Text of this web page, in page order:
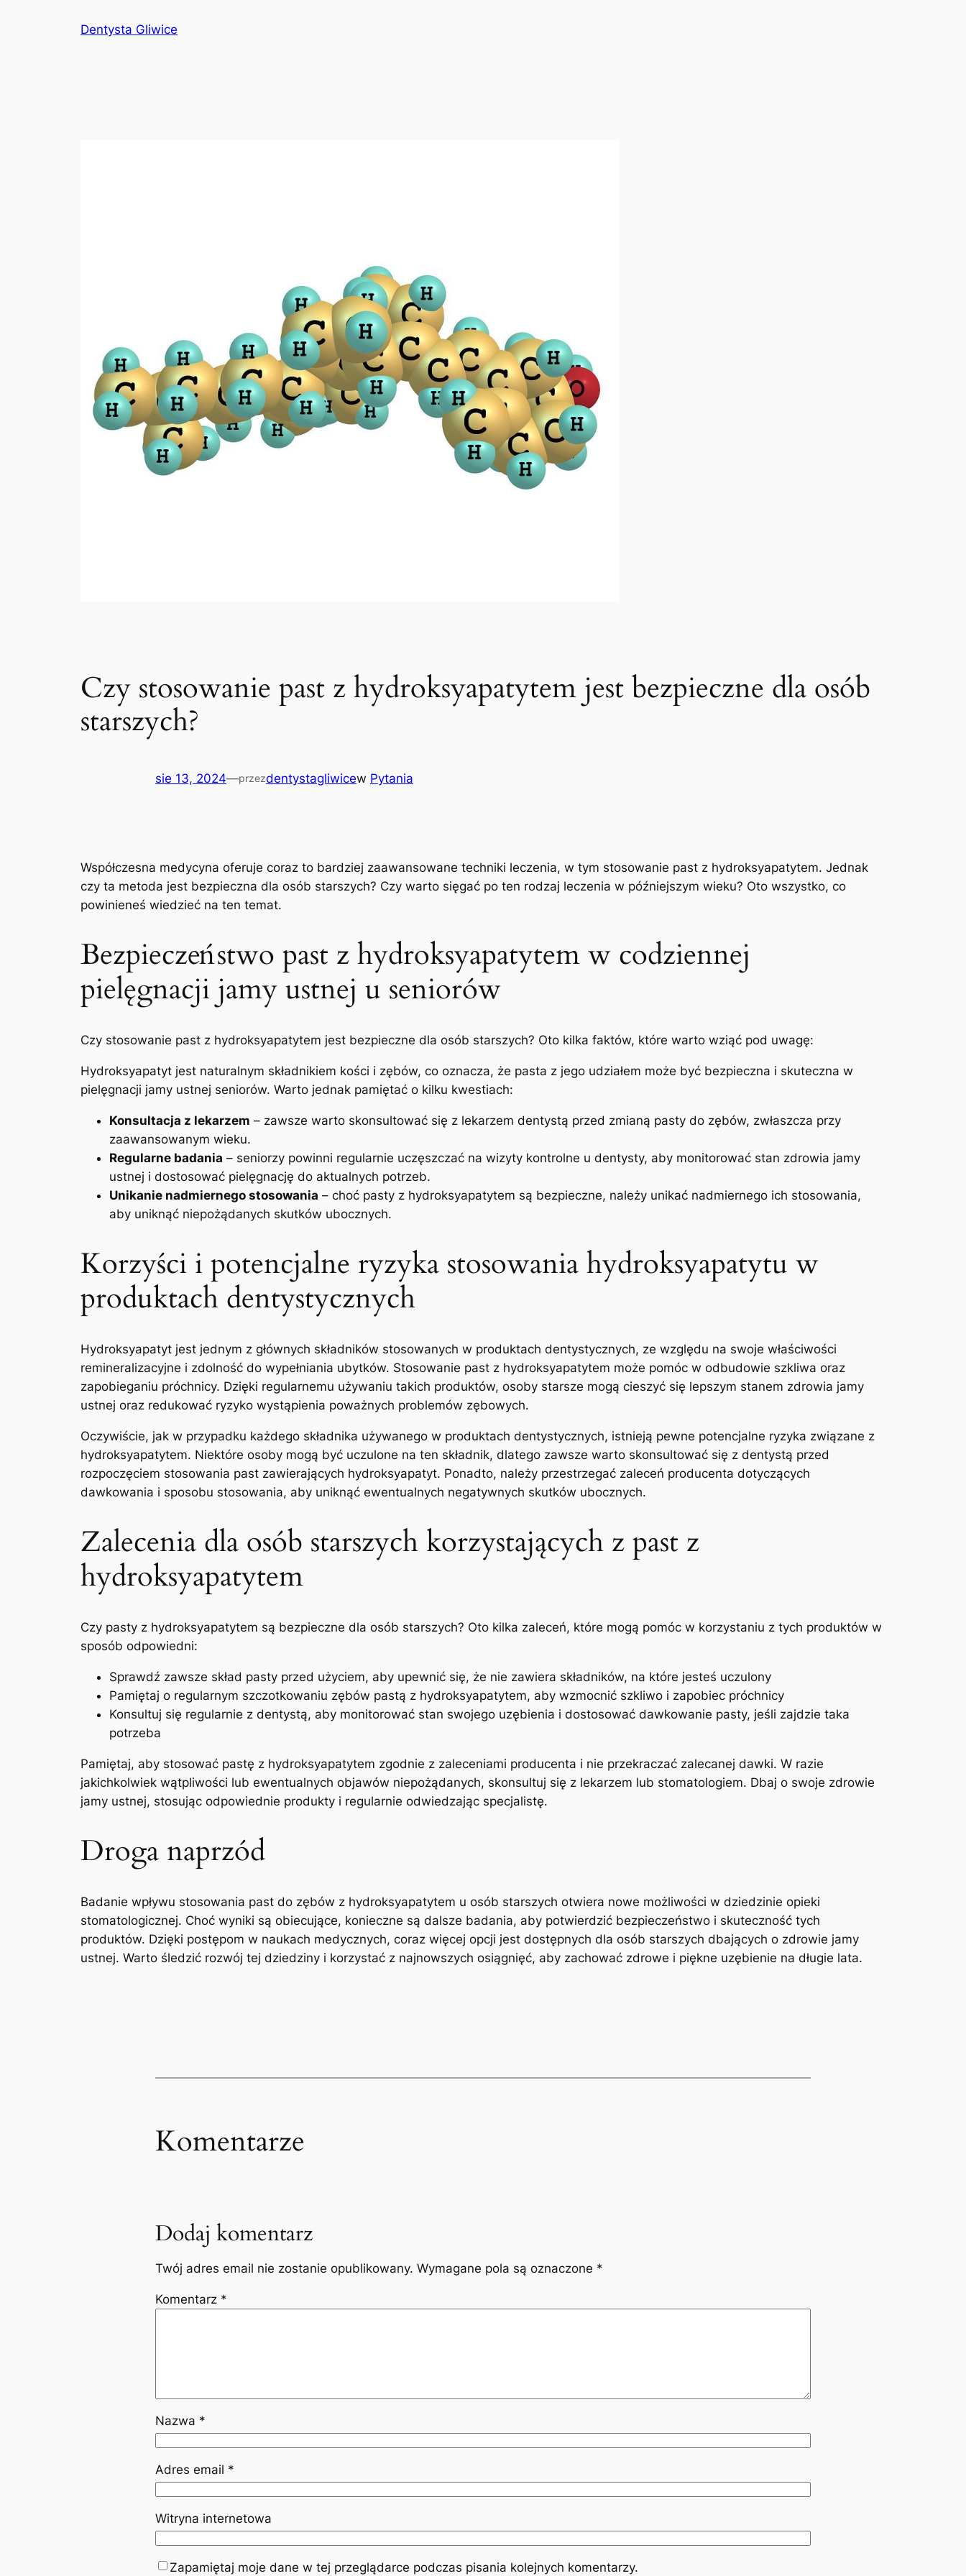
Dentysta Gliwice
Czy stosowanie past z hydroksyapatytem jest bezpieczne dla osób
starszych?
sie 13, 2024—przezdentystagliwicew Pytania
Współczesna medycyna oferuje coraz to ⁢bardziej zaawansowane techniki leczenia,‌ w tym stosowanie past z hydroksyapatytem. Jednak
czy ta‍ metoda jest bezpieczna dla osób ‌starszych? Czy warto⁣ sięgać‍ po ten rodzaj leczenia w ‍późniejszym wieku? Oto wszystko, co
powinieneś wiedzieć ‌na⁣ ten temat.
Bezpieczeństwo past​ z hydroksyapatytem w⁢ codziennej
pielęgnacji jamy‍ ustnej u seniorów
Czy stosowanie⁤ past z hydroksyapatytem jest bezpieczne dla osób starszych? Oto kilka faktów, które warto wziąć pod‌ uwagę:
Hydroksyapatyt ‌jest⁢ naturalnym składnikiem⁣ kości⁤ i zębów, co oznacza, że⁣ pasta z jego ⁤udziałem może być bezpieczna i skuteczna ‍w
pielęgnacji ⁣jamy ustnej ​seniorów.⁣ Warto jednak pamiętać​ o kilku kwestiach:
Konsultacja ⁣z​ lekarzem – ⁤zawsze warto ‌skonsultować ⁤się​ z lekarzem dentystą przed ​zmianą ​pasty do ​zębów, zwłaszcza przy ​
zaawansowanym wieku.
Regularne badania – seniorzy powinni regularnie uczęszczać na wizyty kontrolne u dentysty, aby monitorować stan zdrowia jamy
‍ustnej i dostosować‌ pielęgnację do‌ aktualnych potrzeb.
Unikanie nadmiernego stosowania – choć pasty​ z hydroksyapatytem są bezpieczne, należy unikać ‌nadmiernego‍ ich stosowania,
aby uniknąć niepożądanych skutków‌ ubocznych.
Korzyści i potencjalne ryzyka stosowania⁤ hydroksyapatytu w
produktach dentystycznych
Hydroksyapatyt jest ​jednym z głównych składników stosowanych w produktach dentystycznych, ze względu ‌na swoje ‌właściwości
remineralizacyjne i zdolność do⁤ wypełniania ubytków.‍ Stosowanie past z ⁢hydroksyapatytem‍ może pomóc ⁣w ⁤odbudowie szkliwa oraz
zapobieganiu⁤ próchnicy. ​Dzięki​ regularnemu używaniu takich produktów,⁤ osoby starsze mogą ‌cieszyć się lepszym stanem zdrowia⁢ jamy
ustnej oraz redukować ryzyko wystąpienia poważnych problemów zębowych.
Oczywiście, jak w przypadku ​każdego składnika używanego w produktach dentystycznych, istnieją pewne potencjalne ‍ryzyka związane z
hydroksyapatytem. ​Niektóre osoby mogą być uczulone na ten składnik, dlatego ‍zawsze ‌warto skonsultować się z dentystą przed
rozpoczęciem stosowania past zawierających ⁢hydroksyapatyt. Ponadto, należy przestrzegać zaleceń producenta dotyczących
dawkowania⁢ i ⁢sposobu stosowania, aby uniknąć​ ewentualnych ‌negatywnych skutków ubocznych.
Zalecenia dla osób starszych korzystających⁣ z past z
‌hydroksyapatytem
Czy pasty z⁣ hydroksyapatytem są ⁣bezpieczne dla osób starszych? Oto⁢ kilka zaleceń, które mogą pomóc w korzystaniu z tych produktów w
‍sposób odpowiedni:
Sprawdź zawsze skład pasty przed użyciem, aby upewnić ‍się, że nie zawiera ⁢składników, na które jesteś uczulony
Pamiętaj o regularnym szczotkowaniu zębów‌ pastą z hydroksyapatytem, aby wzmocnić szkliwo ‍i zapobiec próchnicy
Konsultuj się regularnie z dentystą,‍ aby monitorować stan ​swojego uzębienia‌ i dostosować dawkowanie pasty, jeśli zajdzie​ taka
potrzeba
Pamiętaj, aby stosować ‌pastę z hydroksyapatytem zgodnie z zaleceniami producenta i nie przekraczać ‍zalecanej dawki. ‌W razie
jakichkolwiek wątpliwości lub⁢ ewentualnych objawów niepożądanych, skonsultuj się z ⁢lekarzem lub stomatologiem.​ Dbaj o swoje zdrowie
⁣jamy ustnej, ​stosując odpowiednie produkty i ⁤regularnie odwiedzając ⁤specjalistę.
Droga ⁣naprzód
Badanie​ wpływu‍ stosowania past⁢ do zębów ⁤z hydroksyapatytem u osób starszych otwiera nowe możliwości​ w dziedzinie opieki
stomatologicznej. Choć wyniki są obiecujące, ​konieczne ‍są dalsze badania, aby potwierdzić bezpieczeństwo i skuteczność tych
produktów.‌ Dzięki postępom w naukach medycznych, coraz⁢ więcej ​opcji jest dostępnych dla ⁢osób starszych dbających o zdrowie jamy​
ustnej. Warto śledzić rozwój ⁢tej dziedziny i ‍korzystać ⁤z najnowszych osiągnięć, aby zachować ‍zdrowe⁢ i piękne uzębienie na długie⁣ lata.
Komentarze
Dodaj komentarz
Twój adres email nie zostanie opublikowany. Wymagane pola są oznaczone *
Komentarz *
Nazwa *
Adres email *
Witryna internetowa
Zapamiętaj moje dane w tej przeglądarce podczas pisania kolejnych komentarzy.